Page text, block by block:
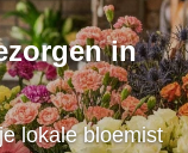
in
lokale bloemist